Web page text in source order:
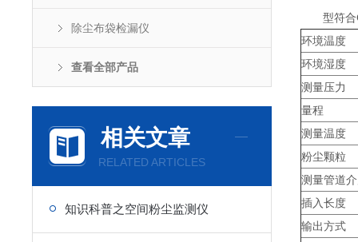
除尘布袋检漏仪
查看全部产品
相关文章
RELATED ARTICLES
知识科普之空间粉尘监测仪
型符合
环境温度
环境湿度
测量压力
量程
测量温度
粉尘颗粒
测量管道
插入长度
输出方式